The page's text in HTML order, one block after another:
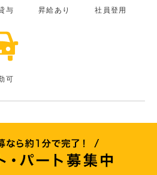
与 昇給あり 社員登用
可